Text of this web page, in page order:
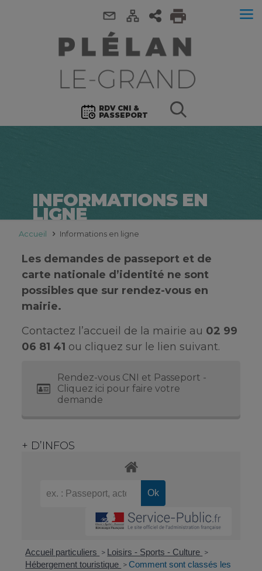
RDV CNI &
PASSEPORT
INFORMATIONS EN
LIGNE
Accueil Informations en ligne
Les demandes de passeport et de
carte nationale d’identité ne sont
possibles que sur rendez-vous en
mairie.
Contactez l’accueil de la mairie au 02 99
06 81 41 ou cliquez sur le lien suivant.
Rendez-vous CNI et Passeport -
Cliquez ici pour faire votre
demande
+ D’INFOS
Accueil particuliers > Loisirs - Sports - Culture >
Hébergement touristique > Comment sont classés les